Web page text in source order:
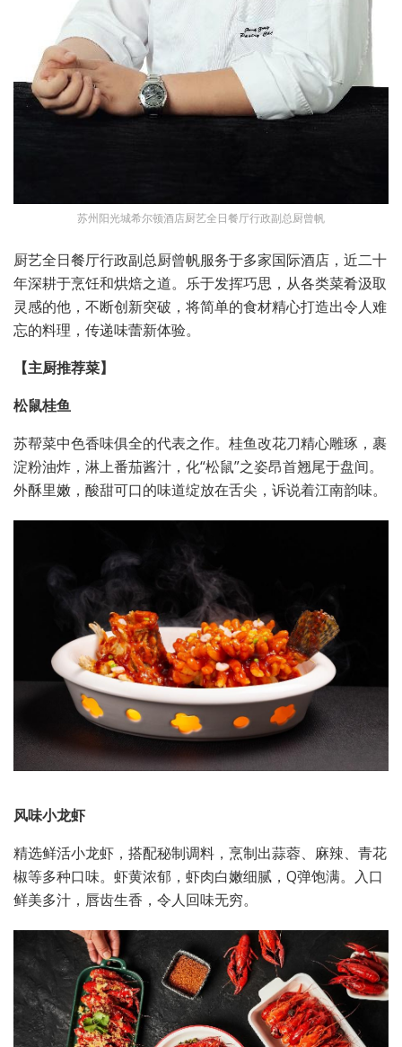
苏州阳光城希尔顿酒店厨艺全日餐厅行政副总厨曾帆
厨艺全日餐厅行政副总厨曾帆服务于多家国际酒店，近二十
年深耕于烹饪和烘焙之道。乐于发挥巧思，从各类菜肴汲取
灵感的他，不断创新突破，将简单的食材精心打造出令人难
忘的料理，传递味蕾新体验。
【主厨推荐菜】
松鼠桂鱼
苏帮菜中色香味俱全的代表之作。桂鱼改花刀精心雕琢，裹
淀粉油炸，淋上番茄酱汁，化“松鼠”之姿昂首翘尾于盘间。
外酥里嫩，酸甜可口的味道绽放在舌尖，诉说着江南韵味。
风味小龙虾
精选鲜活小龙虾，搭配秘制调料，烹制出蒜蓉、麻辣、青花
椒等多种口味。虾黄浓郁，虾肉白嫩细腻，Q弹饱满。入口
鲜美多汁，唇齿生香，令人回味无穷。